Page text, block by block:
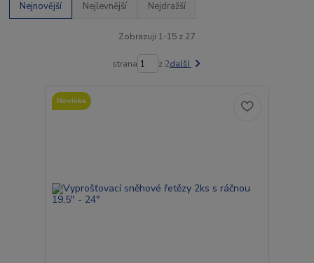
Nejnovější Nejlevnější Nejdražší
Zobrazuji 1-15 z 27
strana z 2další
Novinka